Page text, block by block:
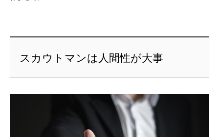
スカウトマンは人間性が大事